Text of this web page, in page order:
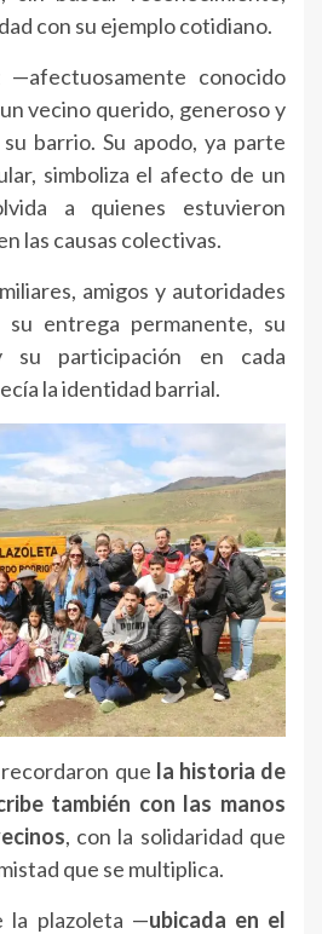
con su ejemplo cotidiano.
—afectuosamente conocido
vecino querido, generoso y
barrio. Su apodo, ya parte
simboliza el afecto de un
a quienes estuvieron
las causas colectivas.
amigos y autoridades
su entrega permanente, su
su participación en cada
la identidad barrial.
que la historia de
también con las manos
, con la solidaridad que
que se multiplica.
la plazoleta —ubicada en el